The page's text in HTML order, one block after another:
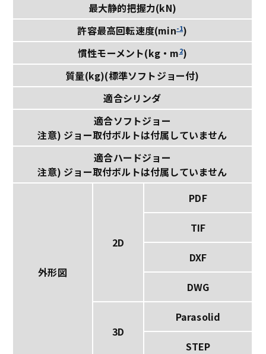
最大静的把握力(kN)
許容最高回転速度(min-1)
慣性モーメント(kg・m2)
質量(kg)(標準ソフトジョー付)
適合シリンダ
適合ソフトジョー
注意) ジョー取付ボルトは付属していません
適合ハードジョー
注意) ジョー取付ボルトは付属していません
外形図
2D
PDF
TIF
DXF
DWG
3D
Parasolid
STEP